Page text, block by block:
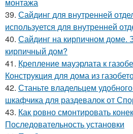
39. Сайдинг для внутренней
используется для внутренней
40. Сайдинг на кирпичном доме.
кирпичный дом?
41. Крепление мауэрлата к
Конструкция для дома из
42. Станьте владельцем
шкафчика для раздевалок от
43. Как ровно смонтировать
Последовательность установки